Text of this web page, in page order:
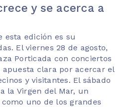
y se acerca a
esta edición es su
El viernes 28 de agosto,
Porticada con conciertos
clara por acercar el
y visitantes. El sábado
la Virgen del Mar, un
uno de los grandes